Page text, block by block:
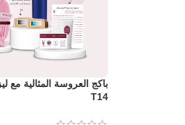
باكج العروسة المثالية مع
T14